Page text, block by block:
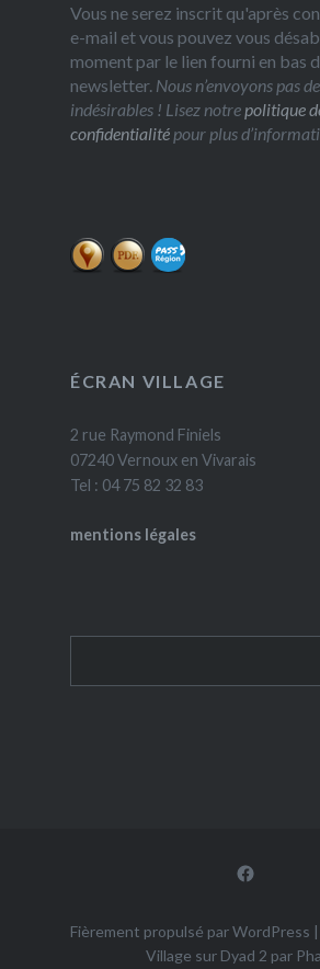
Vous ne serez inscrit qu'après
e-mail et vous pouvez vous
moment par le lien fourni en bas
newsletter. Nous n’envoyons pas
indésirables ! Lisez notre politique
confidentialitépour plus
ÉCRAN VILLAGE
2 rue Raymond Finiels
07240 Vernoux en Vivarais
Tel : 04 75 82 32 83
mentions légales
Facebook
Fièrement propulsé par WordPress |
Village sur Dyad 2 par